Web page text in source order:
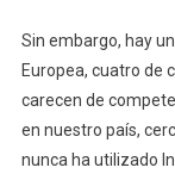
Sin embargo, hay
Europea, cuatro de
carecen de
en nuestro país,
nunca ha utilizado